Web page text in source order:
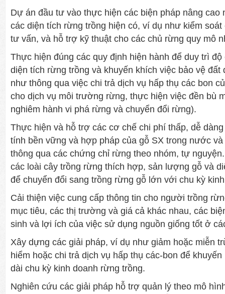
Dự án đầu tư vào thực hiện các biện pháp nâng cao
các diện tích rừng trồng hiện có, ví dụ như kiểm
tư vấn, và hỗ trợ kỹ thuật cho các chủ rừng quy mô
Thực hiện đúng các quy định hiện hành để duy trì
diện tích rừng trồng và khuyến khích việc bảo vệ
như thông qua việc chi trả dịch vụ hấp thụ các bon
cho dịch vụ môi trường rừng, thực hiện việc đền bù
nghiêm hành vi phá rừng và chuyển đổi rừng).
Thực hiện và hỗ trợ các cơ chế chi phí thấp, dễ
tính bền vững và hợp pháp của gỗ SX trong nước
thông qua các chứng chỉ rừng theo nhóm, tự
các loài cây trồng rừng thích hợp, sản lượng gỗ và
để chuyển đổi sang trồng rừng gỗ lớn với chu kỳ
Cải thiện việc cung cấp thông tin cho người trồng
mục tiêu, các thị trường và giá cả khác nhau, các
sinh và lợi ích của việc sử dụng nguồn giống tốt ở
Xây dựng các giải pháp, ví dụ như giảm hoặc miễn
hiểm hoặc chi trả dịch vụ hấp thụ các-bon để
dài chu kỳ kinh doanh rừng trồng.
Nghiên cứu các giải pháp hỗ trợ quản lý theo mô